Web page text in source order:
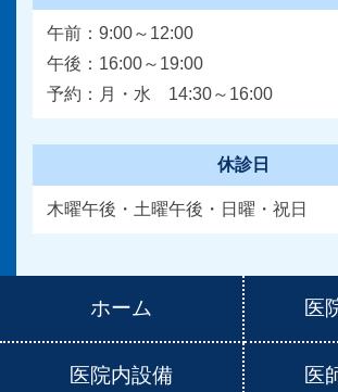
午前：9:00～12:00
午後：16:00～19:00
予約：月・水 14:30～16:00
休診日
木曜午後・土曜午後・日曜・祝日
ホーム 医
医院内設備 医